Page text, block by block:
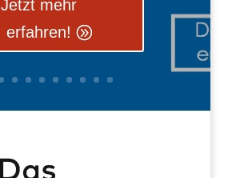
Jetzt mehr
erfahren!